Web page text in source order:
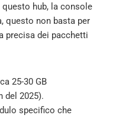
hub, la console
questo non basta per
precisa dei pacchetti
25-30 GB
del 2025).
specifico che